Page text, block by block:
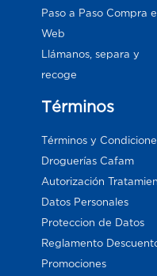
Paso a Paso Compra
Web
Llámanos, separa y
recoge
Términos
Términos y
Droguerías Cafam
Autorización
Datos Personales
Proteccion de Datos
Reglamento
Promociones